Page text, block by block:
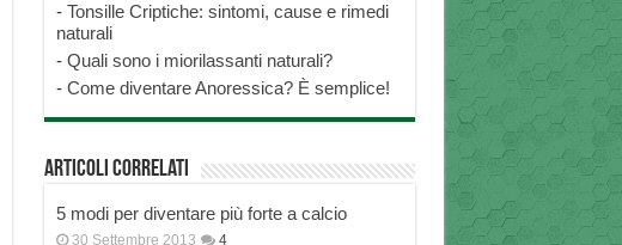
- Tonsille Criptiche: sintomi, cause e rimedi
naturali
- Quali sono i miorilassanti naturali?
- Come diventare Anoressica? È semplice!
Articoli correlati
5 modi per diventare più forte a calcio
30 Settembre 2013 4